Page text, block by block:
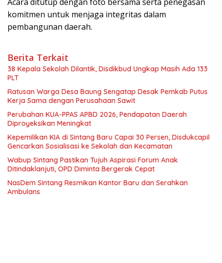
komitmen untuk menjaga integritas dalam
pembangunan daerah.
Berita Terkait
38 Kepala Sekolah Dilantik, Disdikbud Ungkap Masih Ada 133
PLT
Ratusan Warga Desa Baung Sengatap Desak Pemkab Putus
Kerja Sama dengan Perusahaan Sawit
Perubahan KUA-PPAS APBD 2026, Pendapatan Daerah
Diproyeksikan Meningkat
Kepemilikan KIA di Sintang Baru Capai 30 Persen, Disdukcapil
Gencarkan Sosialisasi ke Sekolah dan Kecamatan
Wabup Sintang Pastikan Tujuh Aspirasi Forum Anak
Ditindaklanjuti, OPD Diminta Bergerak Cepat
NasDem Sintang Resmikan Kantor Baru dan Serahkan
Ambulans